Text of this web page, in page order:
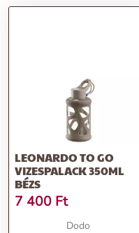
LEONARDO TO GO
VIZESPALACK 350ML
BÉZS
7 400 Ft
Dodo